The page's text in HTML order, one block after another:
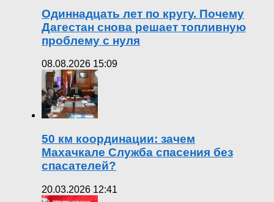
Одиннадцать лет по кругу. Почему
Дагестан снова решает топливную
проблему с нуля
08.08.2026 15:09
50 км координации: зачем
Махачкале Служба спасения без
спасателей?
20.03.2026 12:41